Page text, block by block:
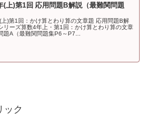
(上)第1回 応用問題B解説（最難関問題
)第1回：かけ算とわり算の文章題 応用問題B解
リーズ算数4年上・第1回：かけ算とわり算の文章
題A（最難関問題集P6～P7...
ック